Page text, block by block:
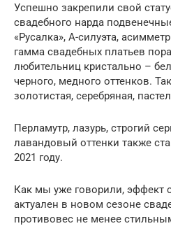
Успешно закрепили свой
свадебного нарда
«Русалка», А-силуэта,
гамма свадебных платьев
любительниц кристально –
черного, медного оттенков.
золотистая, серебряная,
Перламутр, лазурь, строгий
лавандовый оттенки также
2021 году.
Как мы уже говорили, эффект
актуален в новом сезоне
противовес не менее